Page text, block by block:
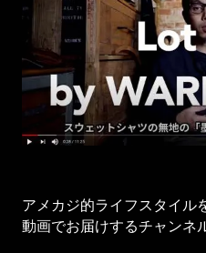
アメカジ的ライフスタイル
動画でお届けするチャンネ